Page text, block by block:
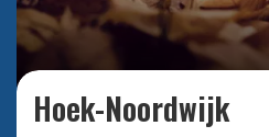
Hoek-Noordwijk